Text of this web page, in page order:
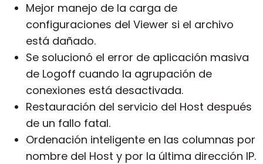
Mejor manejo de la carga de
configuraciones del Viewer si el archivo
está dañado.
Se solucionó el error de aplicación masiva
de Logoff cuando la agrupación de
conexiones está desactivada.
Restauración del servicio del Host después
de un fallo fatal.
Ordenación inteligente en las columnas por
nombre del Host y por la última dirección IP.